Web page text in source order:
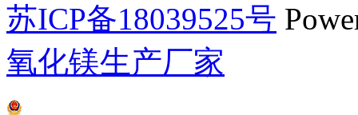
苏ICP备18039525号
氧化镁生产厂家